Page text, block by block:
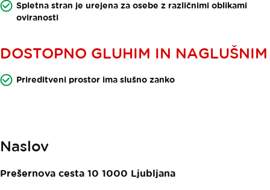
Spletna stran je urejena za osebe z različnimi oblikami
oviranosti
DOSTOPNO GLUHIM IN NAGLUŠNIM
Prireditveni prostor ima slušno zanko
Naslov
Prešernova cesta 10 1000 Ljubljana